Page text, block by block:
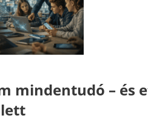
mindentudó – és